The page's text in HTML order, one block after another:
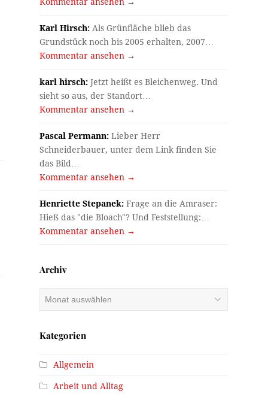
Karl Hirsch: Als Grünfläche blieb das
Grundstück noch bis 2005 erhalten, 2007…
Kommentar ansehen →
karl hirsch: Jetzt heißt es Bleichenweg. Und
sieht so aus, der Standort…
Kommentar ansehen →
Pascal Permann: Lieber Herr
Schneiderbauer, unter dem Link finden Sie
das Bild…
Kommentar ansehen →
Henriette Stepanek: Frage an die Amraser:
Hieß das "die Bloach"? Und Feststellung:…
Kommentar ansehen →
Archiv
Kategorien
Allgemein
Arbeit und Alltag